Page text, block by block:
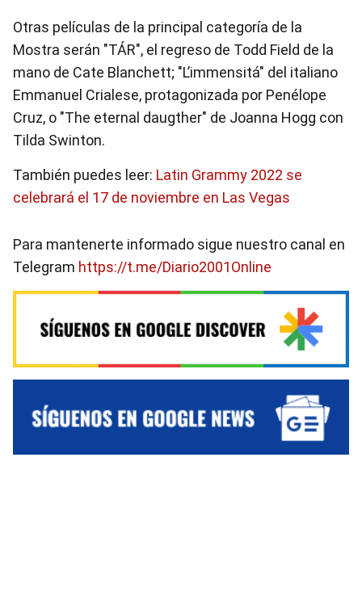
Otras películas de la principal categoría de la
Mostra serán "TÁR", el regreso de Todd Field de la
mano de Cate Blanchett; "L’immensitá" del italiano
Emmanuel Crialese, protagonizada por Penélope
Cruz, o "The eternal daugther" de Joanna Hogg con
Tilda Swinton.
También puedes leer: Latin Grammy 2022 se
celebrará el 17 de noviembre en Las Vegas
Para mantenerte informado sigue nuestro canal en
Telegram https://t.me/Diario2001Online